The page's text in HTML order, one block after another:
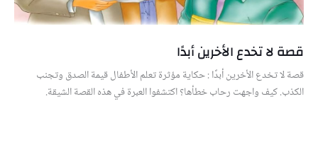
قصة لا تخدع الأخرين أبدًا
قصة لا تخدع الأخرين أبدًا : حكاية مؤثرة تعلم الأطفال قيمة الصدق وتجنب
الكذب. كيف واجهت رحاب خطأها؟ اكتشفوا العبرة في هذه القصة الشيقة.